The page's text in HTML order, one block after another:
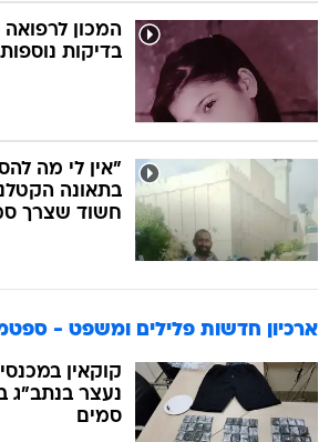
המכון
בדיקות
"אין לי מה
חשוד שצרך
ארכיון חדשות פלילים ומשפט - ספטמבר
קוקאין
נעצר בנתב"ג
סמים